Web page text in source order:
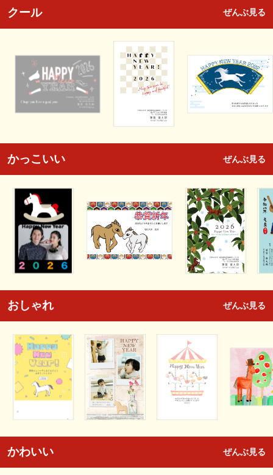
クール ぜんぶ見る
かっこいい ぜんぶ見る
おしゃれ ぜんぶ見る
かわいい ぜんぶ見る